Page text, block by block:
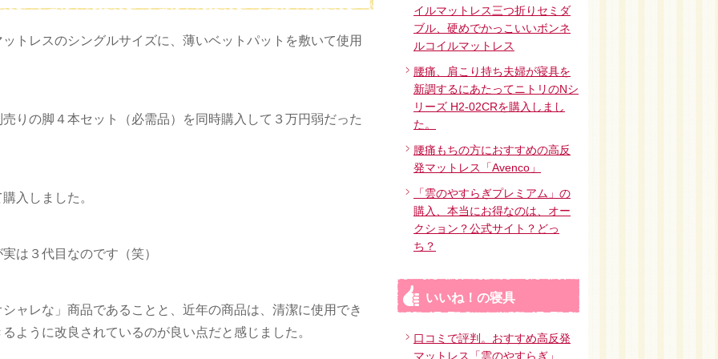
トレスのシングルサイズに、薄いベットパットを敷いて使用
りの脚４本セット（必需品）を同時購入して３万円弱だった
入しました。
は３代目なのです（笑）
ャレな」商品であることと、近年の商品は、清潔に使用でき
ように改良されているのが良い点だと感じました。
イルマットレス三つ折りセミダ
ブル、硬めでかっこいいボンネ
ルコイルマットレス
腰痛、肩こり持ち夫婦が寝具を
新調するにあたってニトリのNシ
リーズ H2-02CRを購入しまし
た。
腰痛もちの方におすすめの高反
発マットレス「Avenco」
「雲のやすらぎプレミアム」の
購入、本当にお得なのは、オー
クション？公式サイト？どっ
ち？
いいね！の寝具
口コミで評判。おすすめ高反発
マットレス「雲のやすらぎ」